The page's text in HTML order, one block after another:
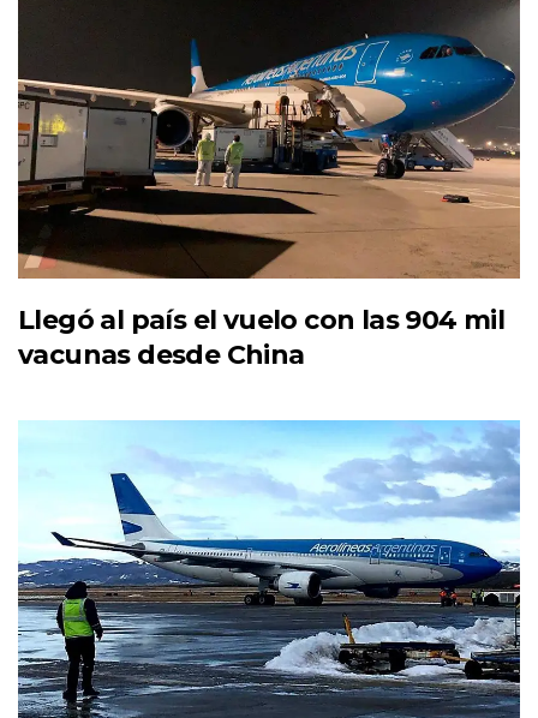
Llegó al país el vuelo con las 904 mil
vacunas desde China